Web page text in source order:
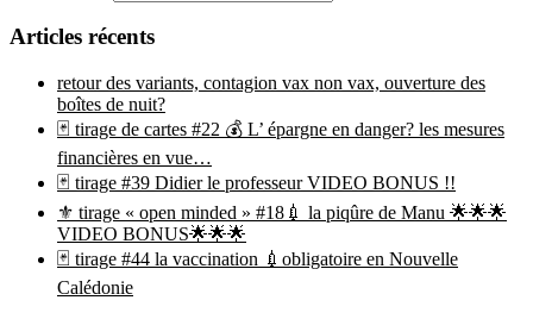
Articles récents
retour des variants, contagion vax non vax, ouverture des
boîtes de nuit?
🃏 tirage de cartes #22 💰 L’ épargne en danger? les mesures
financières en vue…
🃏 tirage #39 Didier le professeur VIDEO BONUS !!
⚜ tirage « open minded » #18💉 la piqûre de Manu 🌟🌟🌟
VIDEO BONUS🌟🌟🌟
🃏 tirage #44 la vaccination 💉obligatoire en Nouvelle
Calédonie